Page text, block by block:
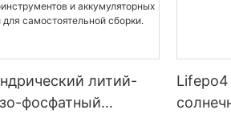
литий-
фосфатный